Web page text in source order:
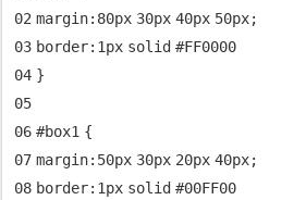
02 margin: 80px 30px 40px 50px;
03 border: 1px solid #FF0000
04 }
05
06 #box1 {
07 margin: 50px 30px 20px 40px;
08 border: 1px solid #00FF00